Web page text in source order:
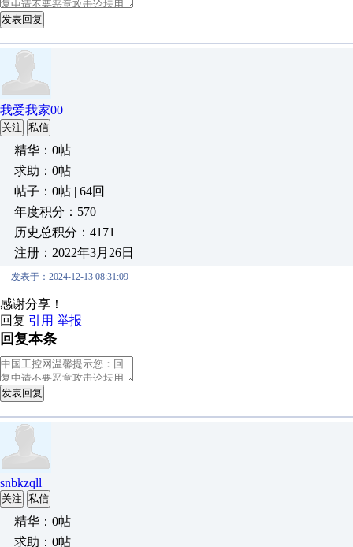
发表回复
我爱我家00
关注 私信
精华：0帖
求助：0帖
帖子：0帖 | 64回
年度积分：570
历史总积分：4171
注册：2022年3月26日
发表于：2024-12-13 08:31:09
感谢分享！
回复 引用 举报
回复本条
发表回复
snbkzqll
关注 私信
精华：0帖
求助：0帖